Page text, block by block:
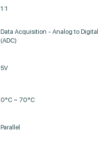
1:1
Data Acquisition - Analog to
(ADC)
5V
0°C ~ 70°C
Parallel